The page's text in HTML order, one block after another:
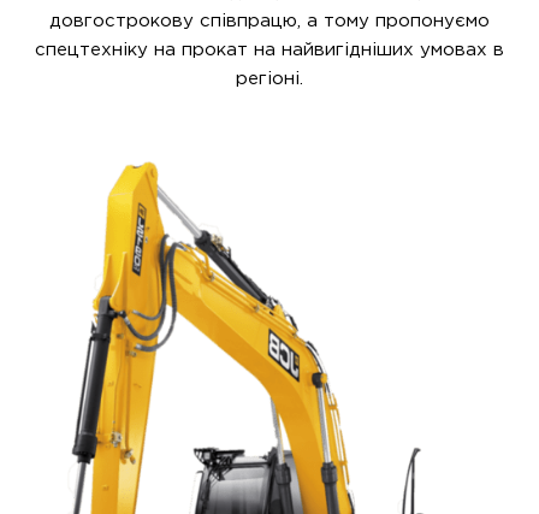
довгострокову співпрацю, а тому пропонуємо
спецтехніку на прокат на найвигідніших умовах в
регіоні.